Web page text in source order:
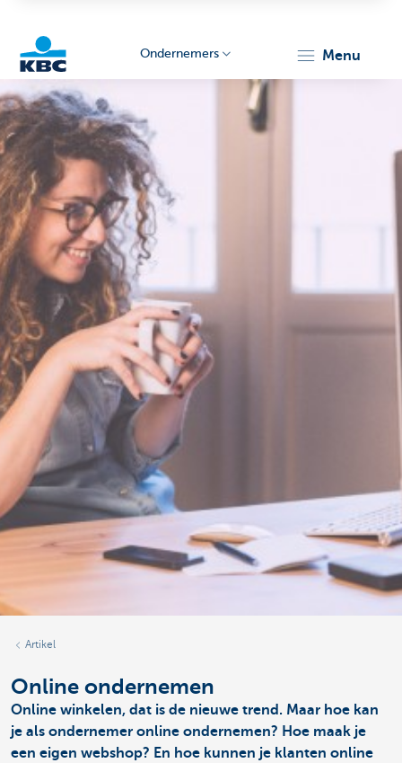
KBC
Ondernemers
Ondernemers menu
Artikel
Online ondernemen
Online winkelen, dat is de nieuwe trend. Maar hoe kan
je als ondernemer online ondernemen? Hoe maak je
een eigen webshop? En hoe kunnen je klanten online